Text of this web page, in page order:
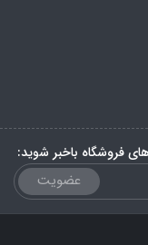
فروشگاه باخبر شوید:
عضویت